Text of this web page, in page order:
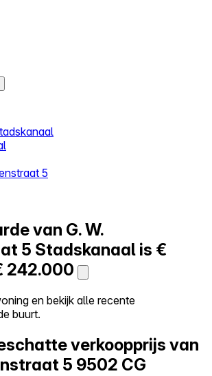
5
van G. W.
5 Stadskanaal is €
242.000
en bekijk alle recente
buurt.
verkoopprijs van
5 9502 CG